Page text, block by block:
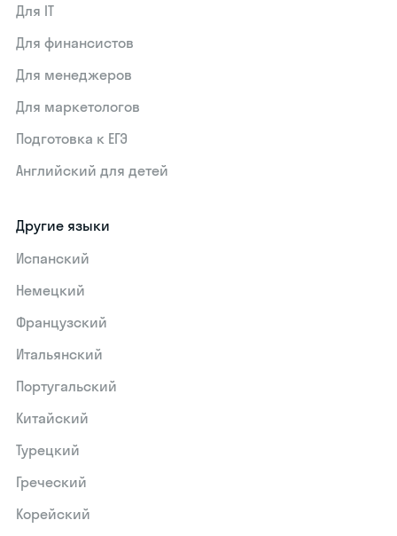
Для IT
Для финансистов
Для менеджеров
Для маркетологов
Подготовка к ЕГЭ
Английский для детей
Другие языки
Испанский
Немецкий
Французский
Итальянский
Португальский
Китайский
Турецкий
Греческий
Корейский